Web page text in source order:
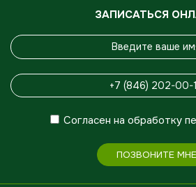
ЗАПИСАТЬСЯ
Согласен на обработку
ПОЗВОНИТЕ МНЕ